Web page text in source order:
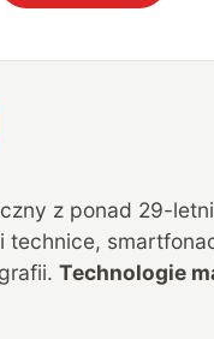
z ponad 29-
technice,
Technologie